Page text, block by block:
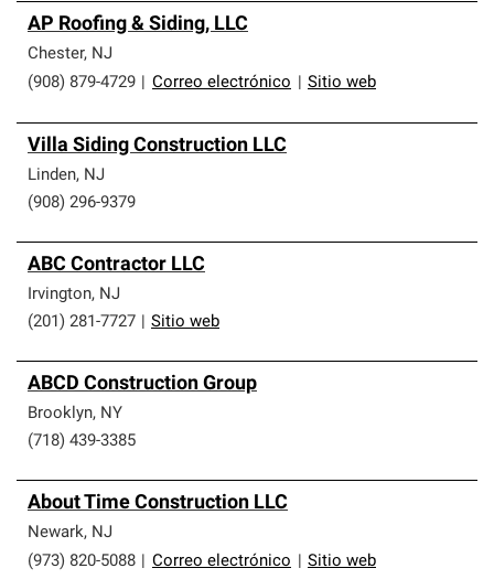
AP Roofing & Siding, LLC
Chester, NJ
(908) 879-4729
Correo electrónico Sitio web
Villa Siding Construction LLC
Linden, NJ
(908) 296-9379
ABC Contractor LLC
Irvington, NJ
(201) 281-7727
Sitio web
ABCD Construction Group
Brooklyn, NY
(718) 439-3385
About Time Construction LLC
Newark, NJ
(973) 820-5088
Correo electrónico Sitio web